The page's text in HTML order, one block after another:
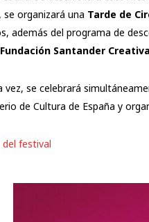
, se organizará una Tarde de
además del programa de
Santander
vez, se celebrará
de Cultura de España y
festival